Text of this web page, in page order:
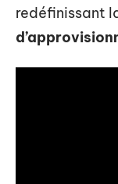
redéfinissant